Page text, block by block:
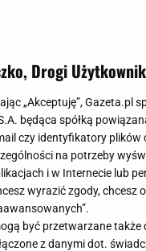
już nie
zwykłej
wciąż świeci
się twoją mapą
Drogi
„Akceptuję”, Gazeta.pl
będąca spółką
czy identyfikatory
na potrzeby
i w Internecie lub
wyrazić zgody, chcesz
być przetwarzane
z danymi dot.